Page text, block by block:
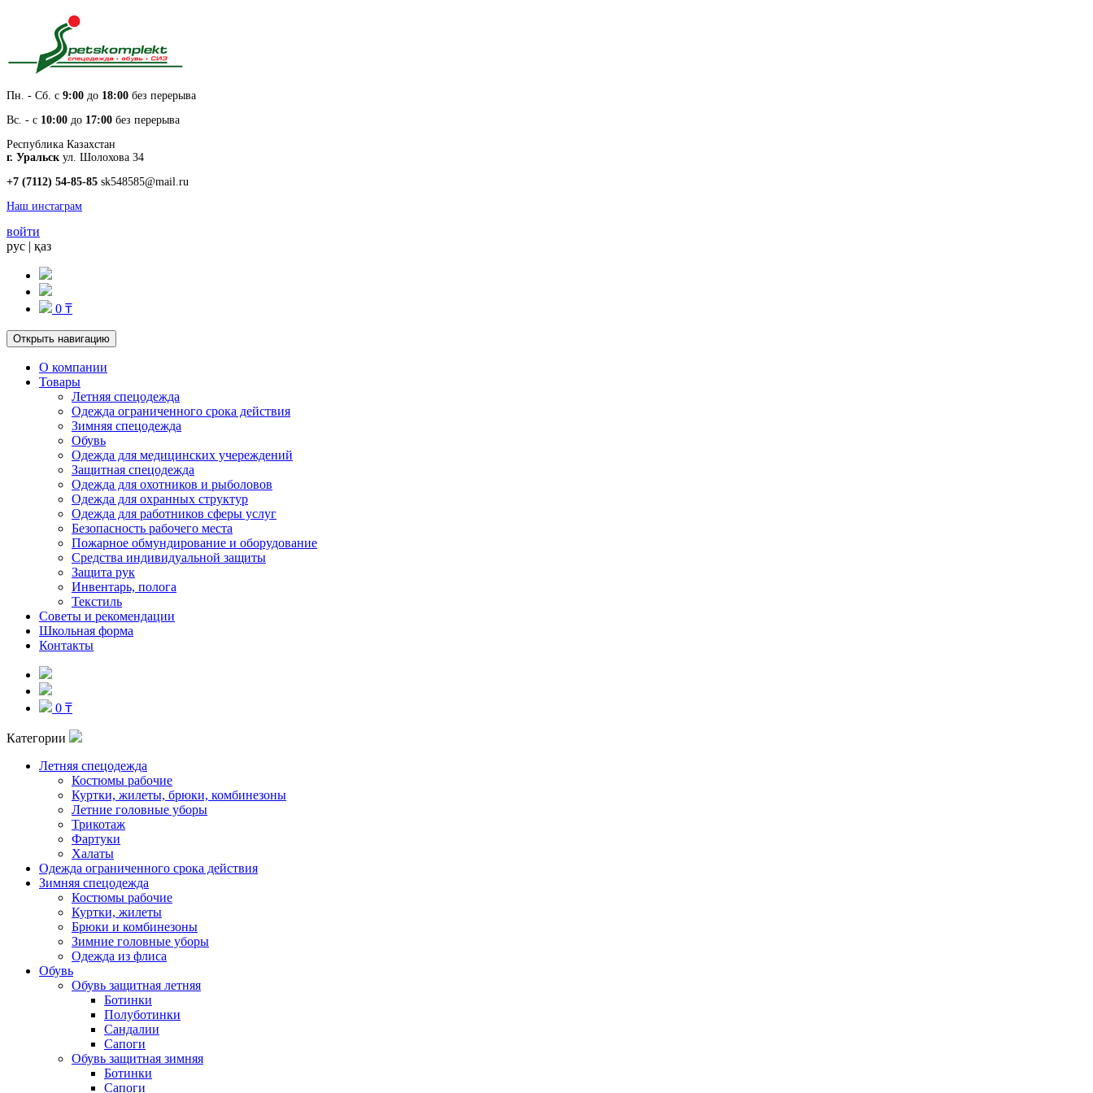
Пн. - Cб. с 9:00 до 18:00 без перерыва
Вс. - с 10:00 до 17:00 без перерыва
Республика Казахстан
г. Уральск ул. Шолохова 34
+7 (7112) 54-85-85 sk548585@mail.ru
Наш инстаграм
войти
рус | қаз
0 ₸
Открыть навигацию
О компании
Товары
Летняя спецодежда
Одежда ограниченного срока действия
Зимняя спецодежда
Обувь
Одежда для медицинских учереждений
Защитная спецодежда
Одежда для охотников и рыболовов
Одежда для охранных структур
Одежда для работников сферы услуг
Безопасность рабочего места
Пожарное обмундирование и оборудование
Средства индивидуальной защиты
Защита рук
Инвентарь, полога
Текстиль
Советы и рекомендации
Школьная форма
Контакты
0 ₸
Категории
Летняя спецодежда
Костюмы рабочие
Куртки, жилеты, брюки, комбинезоны
Летние головные уборы
Трикотаж
Фартуки
Халаты
Одежда ограниченного срока действия
Зимняя спецодежда
Костюмы рабочие
Куртки, жилеты
Брюки и комбинезоны
Зимние головные уборы
Одежда из флиса
Обувь
Обувь защитная летняя
Ботинки
Полуботинки
Сандалии
Сапоги
Обувь защитная зимняя
Ботинки
Сапоги